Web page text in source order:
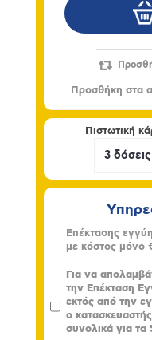
Πιστωτική
Επέκτασης
με κόστος μόνο
Για να
την Επέκταση
εκτός από την
ο
συνολικά για